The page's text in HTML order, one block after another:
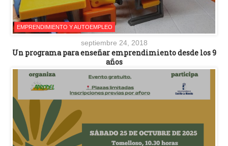
EMPRENDIMIENTO Y AUTOEMPLEO
septiembre 24, 2018
Un programa para enseñar emprendimiento desde los 9
años